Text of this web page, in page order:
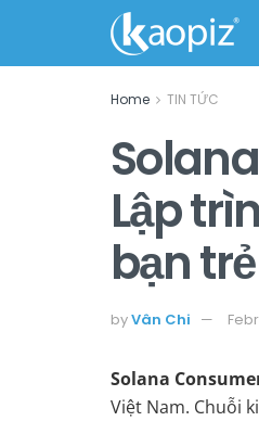
Home TIN TỨC
Lập
bạn trẻ
byVân Chi
Solana
Việt Nam. Chuỗi